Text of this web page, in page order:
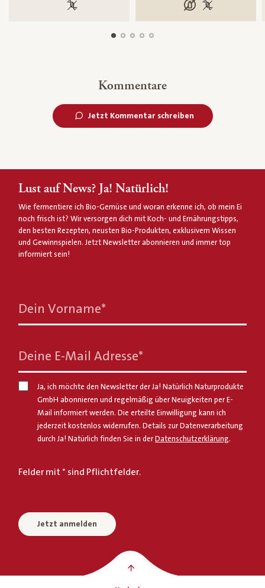
100 % gentechnikfrei laktosefrei
100 %
Kommentare
Jetzt Kommentar schreiben
Lust auf News? Ja! Natürlich!
Wie fermentiere ich Bio-Gemüse und woran erkenne ich, ob mein Ei
noch frisch ist? Wir versorgen dich mit Koch- und Ernährungstipps,
den besten Rezepten, neusten Bio-Produkten, exklusivem Wissen
und Gewinnspielen. Jetzt Newsletter abonnieren und immer top
informiert sein!
Dein Vorname*
Deine E-Mail Adresse*
Ja, ich möchte den Newsletter der Ja! Natürlich Naturprodukte
GmbH abonnieren und regelmäßig über Neuigkeiten per E-
Mail informiert werden. Die erteilte Einwilligung kann ich
jederzeit kostenlos widerrufen. Details zur Datenverarbeitung
durch Ja! Natürlich finden Sie in der Datenschutzerklärung.
Felder mit * sind Pflichtfelder.
Jetzt anmelden